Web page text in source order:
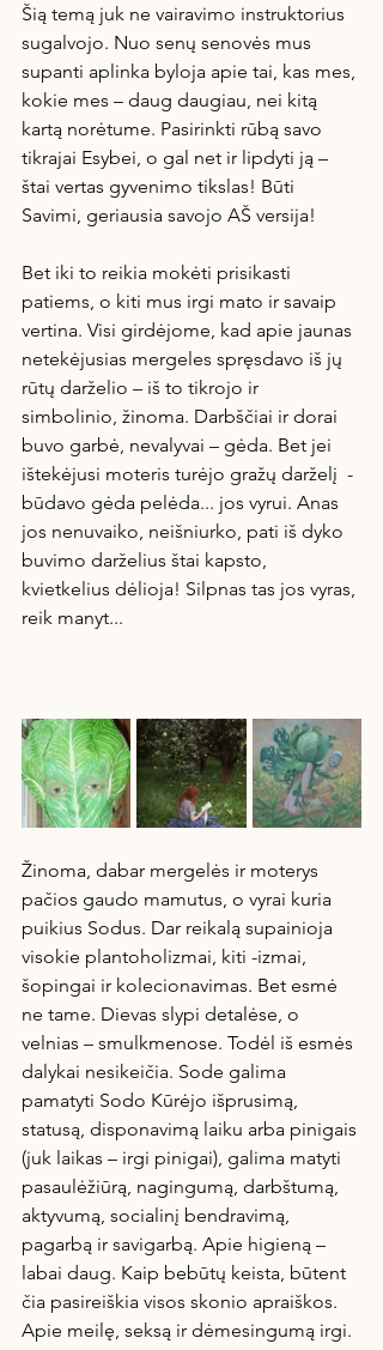
Šią temą juk ne vairavimo instruktorius
sugalvojo. Nuo senų senovės mus
supanti aplinka byloja apie tai, kas mes,
kokie mes – daug daugiau, nei kitą
kartą norėtume. Pasirinkti rūbą savo
tikrajai Esybei, o gal net ir lipdyti ją –
štai vertas gyvenimo tikslas! Būti
Savimi, geriausia savojo AŠ versija!
Bet iki to reikia mokėti prisikasti
patiems, o kiti mus irgi mato ir savaip
vertina. Visi girdėjome, kad apie jaunas
netekėjusias mergeles spręsdavo iš jų
rūtų darželio – iš to tikrojo ir
simbolinio, žinoma. Darbščiai ir dorai
buvo garbė, nevalyvai – gėda. Bet jei
ištekėjusi moteris turėjo gražų darželį  -
būdavo gėda pelėda... jos vyrui. Anas
jos nenuvaiko, neišniurko, pati iš dyko
buvimo darželius štai kapsto,
kvietkelius dėlioja! Silpnas tas jos vyras,
reik manyt...
Žinoma, dabar mergelės ir moterys
pačios gaudo mamutus, o vyrai kuria
puikius Sodus. Dar reikalą supainioja
visokie plantoholizmai, kiti -izmai,
šopingai ir kolecionavimas. Bet esmė
ne tame. Dievas slypi detalėse, o
velnias – smulkmenose. Todėl iš esmės
dalykai nesikeičia. Sode galima
pamatyti Sodo Kūrėjo išprusimą,
statusą, disponavimą laiku arba pinigais
(juk laikas – irgi pinigai), galima matyti
pasaulėžiūrą, nagingumą, darbštumą,
aktyvumą, socialinį bendravimą,
pagarbą ir savigarbą. Apie higieną –
labai daug. Kaip bebūtų keista, būtent
čia pasireiškia visos skonio apraiškos.
Apie meilę, seksą ir dėmesingumą irgi.